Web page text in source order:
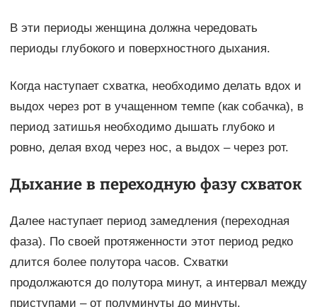
В эти периоды женщина должна чередовать
периоды глубокого и поверхностного дыхания.
Когда наступает схватка, необходимо делать вдох и
выдох через рот в учащенном темпе (как собачка), в
период затишья необходимо дышать глубоко и
ровно, делая вход через нос, а выдох – через рот.
Дыхание в переходную фазу схваток
Далее наступает период замедления (переходная
фаза). По своей протяженности этот период редко
длится более полутора часов. Схватки
продолжаются до полутора минут, а интервал между
приступами – от полуминуты до минуты.